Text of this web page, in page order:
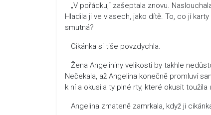
„V pořádku,“ zašeptala znovu.
Hladila ji ve vlasech, jako dítě. To, co jí
smutná?
Cikánka si tiše povzdychla.
Žena Angelininy velikosti by takhle
Nečekala, až Angelina konečně promluví
k ní a okusila ty plné rty, které okusit
Angelina zmateně zamrkala, když ji